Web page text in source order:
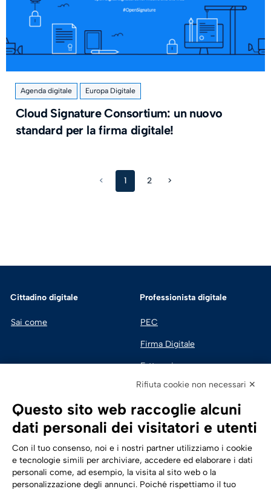
Agenda digitale Europa Digitale
Cloud Signature Consortium: un nuovo
standard per la firma digitale!
< 1 2 >
Cittadino digitale
Sai come
Professionista digitale
PEC
Firma Digitale
Fatturazione
Sicurezza Digitale
Cloud
Trasformazione digitale Seguici su:
Rifiuta cookie non necessari ✕
Questo sito web raccoglie alcuni
dati personali dei visitatori e utenti
Con il tuo consenso, noi e i nostri partner utilizziamo i cookie
e tecnologie simili per archiviare, accedere ed elaborare i dati
personali come, ad esempio, la visita al sito web o la
personalizzazione degli annunci. Poiché rispettiamo il tuo